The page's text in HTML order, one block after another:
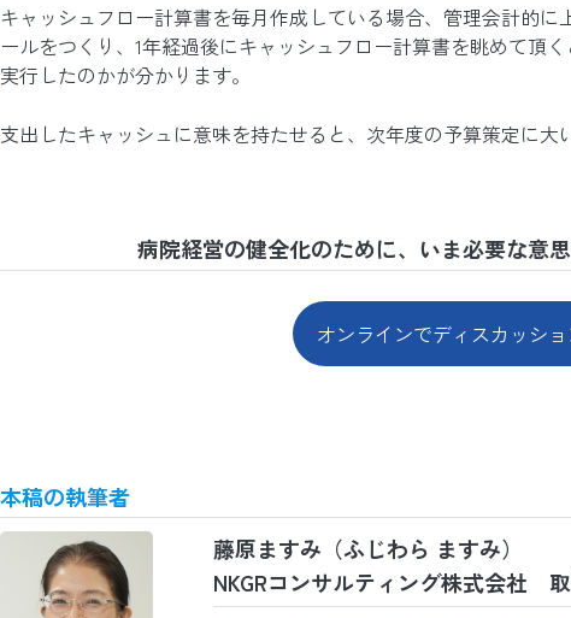
キャッシュフロー計算書を毎月作成している場合、管理会計的
ールをつくり、1年経過後にキャッシュフロー計算書を眺めて頂
実行したのかが分かります。
支出したキャッシュに意味を持たせると、次年度の予算策定に大
病院経営の健全化のために、いま必要な意思
オンラインでディスカッシ
本稿の執筆者
藤原ますみ （ふじわら ますみ）
NKGRコンサルティング株式会社